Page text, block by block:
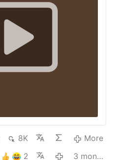
8K
More
2
3 months ago